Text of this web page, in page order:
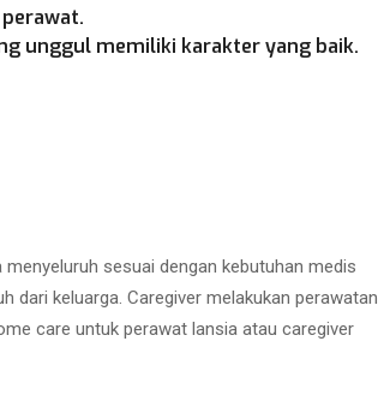
unggul memiliki karakter yang baik.
sesuai dengan kebutuhan medis
dari keluarga. Caregiver melakukan perawatan
care untuk perawat lansia atau caregiver